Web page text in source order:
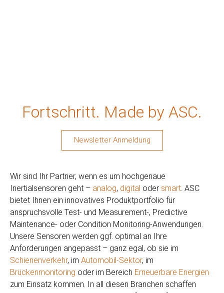
Fortschritt. Made by ASC.
Newsletter Anmeldung
Wir sind Ihr Partner, wenn es um hochgenaue
Inertialsensoren geht – analog, digital oder smart. ASC
bietet Ihnen ein innovatives Produktportfolio für
anspruchsvolle Test- und Measurement-, Predictive
Maintenance- oder Condition Monitoring-Anwendungen.
Unsere Sensoren werden ggf. optimal an Ihre
Anforderungen angepasst – ganz egal, ob sie im
Schienenverkehr, im Automobil-Sektor, im
Brückenmonitoring oder im Bereich Erneuerbare Energien
zum Einsatz kommen. In all diesen Branchen schaffen